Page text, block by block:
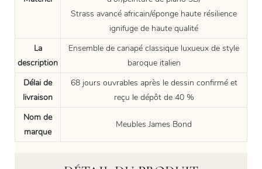
Strass avancé africain/éponge haute résilience
ignifuge de haute qualité
La
description
Ensemble de canapé classique luxueux de style
baroque italien
Délai de
livraison
68 jours ouvrables après le dessin confirmé et
reçu le dépôt de 40 %
Nom de
marque
Meubles James Bond